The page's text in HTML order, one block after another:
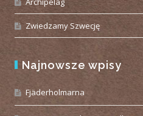
Zwiedzamy Szwecję
Najnowsze wpisy
Fjäderholmarna